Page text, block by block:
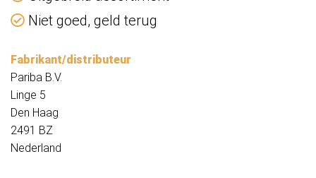
Niet goed, geld terug
Fabrikant/distributeur
Pariba B.V.
Linge 5
Den Haag
2491 BZ
Nederland